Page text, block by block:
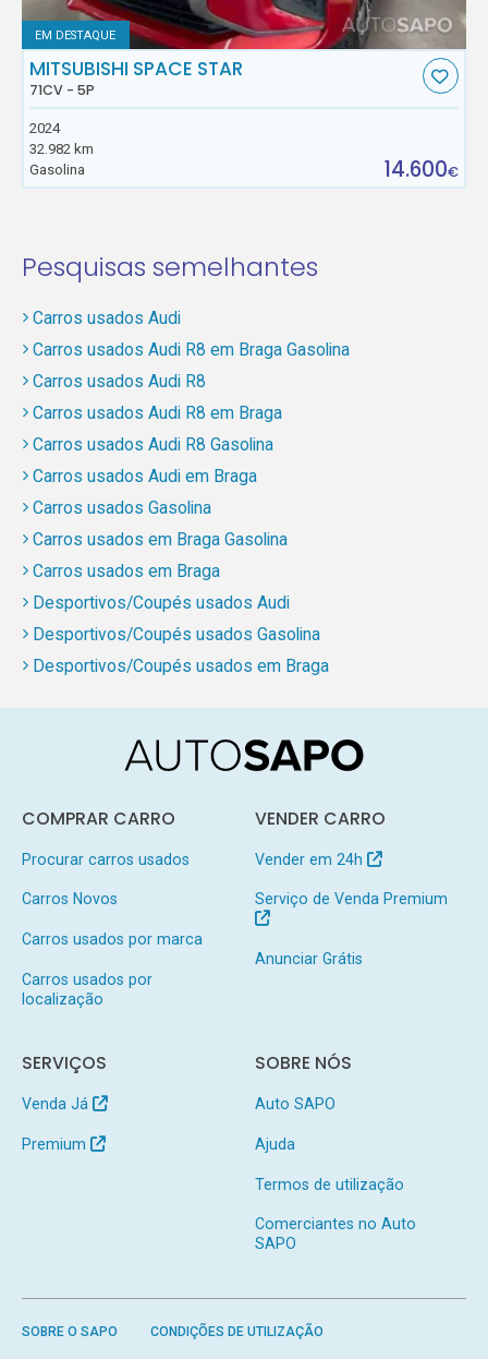
EM DESTAQUE
MITSUBISHI SPACE STAR
71CV - 5P
2024
32.982 km
Gasolina
14.600€
Pesquisas semelhantes
Carros usados Audi
Carros usados Audi R8 em Braga Gasolina
Carros usados Audi R8
Carros usados Audi R8 em Braga
Carros usados Audi R8 Gasolina
Carros usados Audi em Braga
Carros usados Gasolina
Carros usados em Braga Gasolina
Carros usados em Braga
Desportivos/Coupés usados Audi
Desportivos/Coupés usados Gasolina
Desportivos/Coupés usados em Braga
COMPRAR CARRO
Procurar carros usados
Carros Novos
Carros usados por marca
Carros usados por
localização
VENDER CARRO
Vender em 24h
Serviço de Venda Premium
Anunciar Grátis
SERVIÇOS
Venda Já
Premium
SOBRE NÓS
Auto SAPO
Ajuda
Termos de utilização
Comerciantes no Auto
SAPO
SOBRE O SAPO CONDIÇÕES DE UTILIZAÇÃO